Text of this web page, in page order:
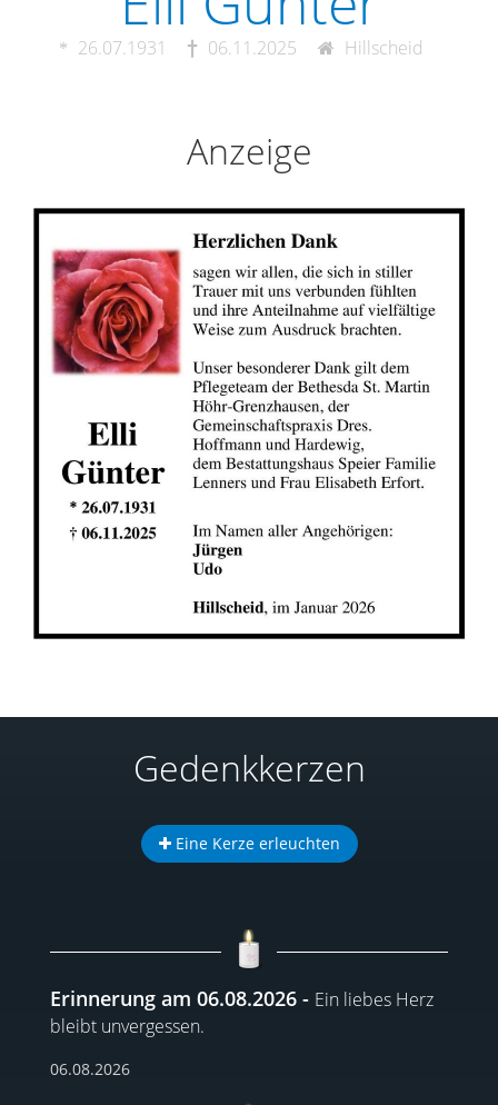
26.07.1931 06.11.2025 Hillscheid
Anzeige
Gedenkkerzen
Eine Kerze erleuchten
Erinnerung am 06.08.2026
Ein liebes Herz
bleibt unvergessen.
06.08.2026